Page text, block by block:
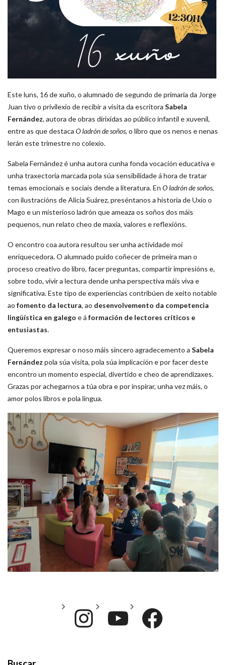
Este luns, 16 de xuño, o alumnado de segundo de primaria da Jorge
Juan tivo o privilexio de recibir a visita da escritora Sabela
Fernández, autora de obras dirixidas ao público infantil e xuvenil,
entre as que destaca O ladrón de soños, o libro que os nenos e nenas
lerán este trimestre no colexio.
Sabela Fernández é unha autora cunha fonda vocación educativa e
unha traxectoria marcada pola súa sensibilidade á hora de tratar
temas emocionais e sociais dende a literatura. En O ladrón de soños,
con ilustracións de Alicia Suárez, preséntanos a historia de Uxío o
Mago e un misterioso ladrón que ameaza os soños dos máis
pequenos, nun relato cheo de maxia, valores e reflexións.
O encontro coa autora resultou ser unha actividade moi
enriquecedora. O alumnado puido coñecer de primeira man o
proceso creativo do libro, facer preguntas, compartir impresións e,
sobre todo, vivir a lectura dende unha perspectiva máis viva e
significativa. Este tipo de experiencias contribúen de xeito notable
ao fomento da lectura, ao desenvolvemento da competencia
lingüística en galego e á formación de lectores críticos e
entusiastas.
Queremos expresar o noso máis sincero agradecemento a Sabela
Fernández pola súa visita, pola súa implicación e por facer deste
encontro un momento especial, divertido e cheo de aprendizaxes.
Grazas por achegarnos a túa obra e por inspirar, unha vez máis, o
amor polos libros e pola lingua.
Instagram
YouTube